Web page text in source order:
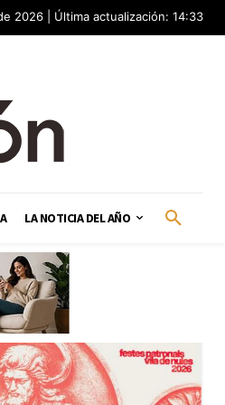
2026 | Última actualización: 14:33
LA NOTICIA DEL AÑO